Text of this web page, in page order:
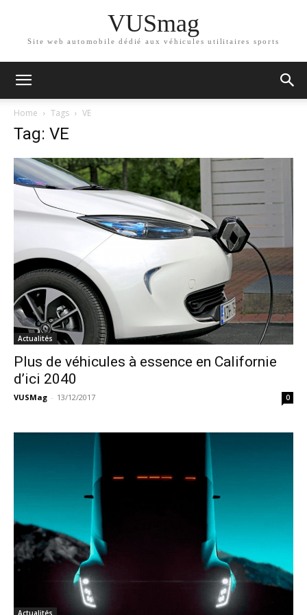
VUSmag
Site web automobile dédié aux véhicules utilitaires sports
Home Tags VE
Tag: VE
Actualités
Plus de véhicules à essence en Californie
d’ici 2040
VUSMag - 13/12/2017 0
Actualités